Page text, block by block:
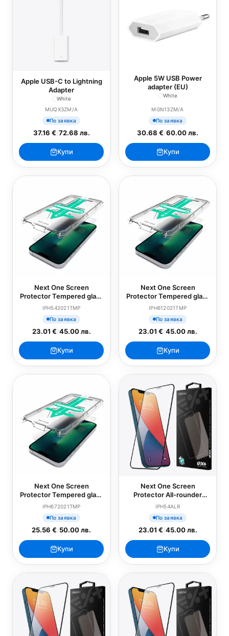
Apple USB-C to Lightning
Adapter
White
MUQX3ZM/A
По заявка
37.16 €/72.68 лв.
Купи
Apple 5W USB Power
adapter (EU)
White
MGN13ZM/A
По заявка
30.68 €/60.00 лв.
Купи
Next One Screen
Protector Tempered glass
за iPhone 13 Mini
IPH542021TMP
По заявка
23.01 €/45.00 лв.
Купи
Next One Screen
Protector Tempered glass
за iPhone 13 и iPhone 13
Pro
IPH612021TMP
По заявка
23.01 €/45.00 лв.
Купи
Next One Screen
Protector Tempered glass
за iPhone 13 Pro Max
IPH672021TMP
По заявка
25.56 €/50.00 лв.
Купи
Next One Screen
Protector All-rounder
glass за iPhone 12 Mini
IPH54ALR
По заявка
23.01 €/45.00 лв.
Купи